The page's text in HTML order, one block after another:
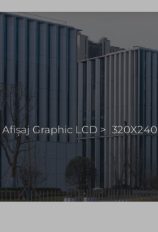
Afișaj Graphic LCD > 320X240